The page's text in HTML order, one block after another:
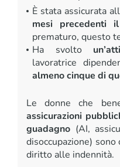
È stata assicurata
mesi precedenti
prematuro, questo
Ha svolto
lavoratrice
almeno cinque di
Le donne che
assicurazioni
guadagno (AI,
disoccupazione)
diritto alle indennità.